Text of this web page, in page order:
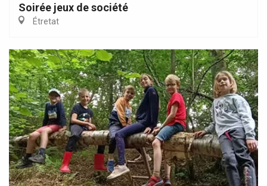
Soirée jeux de société
Étretat